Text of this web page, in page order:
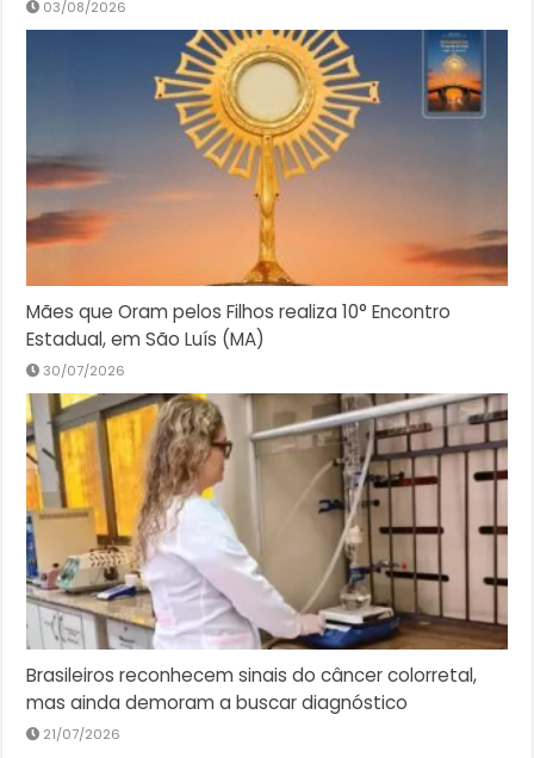
03/08/2026
Mães que Oram pelos Filhos realiza 10° Encontro
Estadual, em São Luís (MA)
30/07/2026
Brasileiros reconhecem sinais do câncer colorretal,
mas ainda demoram a buscar diagnóstico
21/07/2026